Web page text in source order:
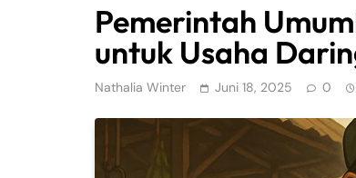
Pemerintah
untuk Usaha
Nathalia Winter Juni 18, 2025 0